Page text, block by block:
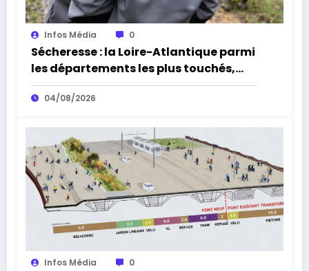
Infos Média 0
Sécheresse : la Loire-Atlantique parmi
les départements les plus touchés,
alerte l’Office français de la
biodiversité
04/08/2026
Infos Média 0